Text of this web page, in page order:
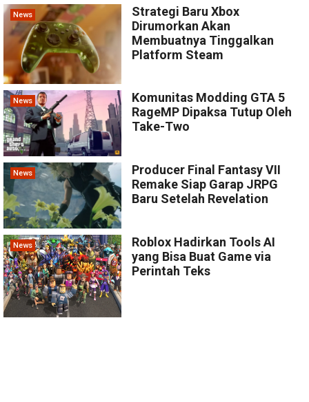
News
Strategi Baru Xbox
Dirumorkan Akan
Membuatnya Tinggalkan
Platform Steam
News
Komunitas Modding GTA 5
RageMP Dipaksa Tutup Oleh
Take-Two
News
Producer Final Fantasy VII
Remake Siap Garap JRPG
Baru Setelah Revelation
News
Roblox Hadirkan Tools AI
yang Bisa Buat Game via
Perintah Teks